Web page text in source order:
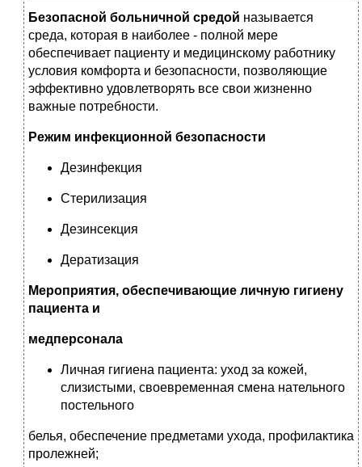
Безопасной больничной средой называется
среда, которая в наиболее - полной мере
обеспечивает пациенту и медицинскому работнику
условия комфорта и безопасности, позволяющие
эффективно удовлетворять все свои жизненно
важные потребности.
Режим инфекционной безопасности
Дезинфекция
Стерилизация
Дезинсекция
Дератизация
Мероприятия, обеспечивающие личную гигиену
пациента и
медперсонала
Личная гигиена пациента: уход за кожей,
слизистыми, своевременная смена нательного
постельного
белья, обеспечение предметами ухода, профилактика
пролежней;